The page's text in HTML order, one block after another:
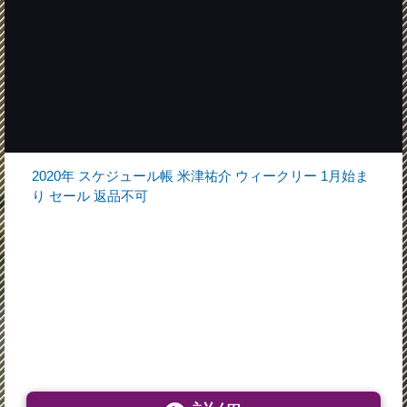
2020年 スケジュール帳 米津祐介 ウィークリー 1月始ま
り セール 返品不可